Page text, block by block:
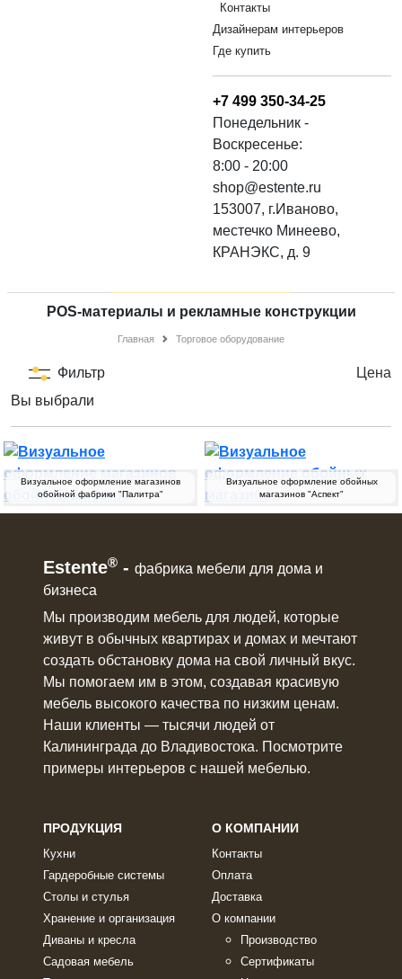
Контакты
Дизайнерам интерьеров
Где купить
+7 499 350-34-25
Понедельник -
Воскресенье:
8:00 - 20:00
shop@estente.ru
153007, г.Иваново,
местечко Минеево,
КРАНЭКС, д. 9
POS-материалы и рекламные конструкции
Главная Торговое оборудование
Фильтр
Цена
Вы выбрали
Визуальное оформление магазинов
обойной фабрики "Палитра"
Визуальное оформление обойных
магазинов "Аспект"
Estente® - фабрика мебели для дома и
бизнеса
Мы производим мебель для людей, которые
живут в обычных квартирах и домах и мечтают
создать обстановку дома на свой личный вкус.
Мы помогаем им в этом, создавая красивую
мебель высокого качества по низким ценам.
Наши клиенты ― тысячи людей от
Калининграда до Владивостока. Посмотрите
примеры интерьеров с нашей мебелью.
ПРОДУКЦИЯ
Кухни
Гардеробные системы
Столы и стулья
Хранение и организация
Диваны и кресла
Садовая мебель
О КОМПАНИИ
Контакты
Оплата
Доставка
О компании
Производство
Сертификаты